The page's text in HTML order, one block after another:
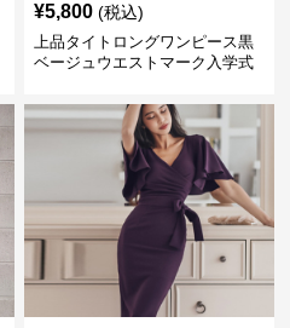
¥5,800 (税込)
上品タイトロングワンピース黒
ベージュウエストマーク入学式